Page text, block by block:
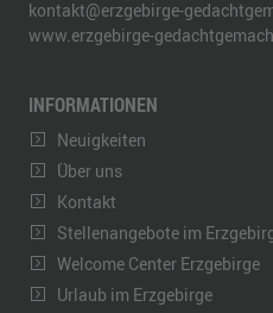
kontakt@erzgebirge-
www.erzgebirge-
INFORMATIONEN
Neuigkeiten
Über uns
Kontakt
Stellenangebote im
Welcome Center Erzgebirge
Urlaub im Erzgebirge